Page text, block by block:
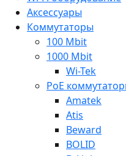
Аксессуары
Коммутаторы
100 Mbit
1000 Mbit
Wi-Tek
PoE
Amatek
Atis
Beward
BOLID